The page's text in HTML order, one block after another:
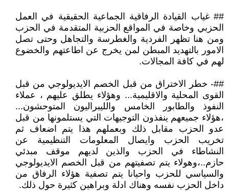
## غياب القيادة الرفاقية الجماعية الحقيقية في العمل
الحزبي وخاصة في المواقع الحزبية المتقدمة في الحزب
ومن هنا تظهر الفردية والغطرسة والتجاهل وحتى تصل
الامور بالتهديد المبطن لمن يخرج عن اطاعتهم والخضوع
لهم في كافة المجالات.
##- خطر الاختراق من قبل الخصم الايديولوجي من قبل
القوى المحلية والاقليمية... وهؤلاء يطلق عليهم ، عملاء
النفوذ والطابور الخامس والليبراليون المتوحشون...
،هؤلاء جميعهم ينفذون التوجيهات التي يستلمونها من قبل
عدو الحزب مقابل ذلك وبعملهم هذا يتم اضعاف ثم
تخريب الحزب وايصال المعلومات التنظيمية عن
النشاطاء في الحزب والذين لديهم موقف مبدئي
حازم..،وهولاء يتم تصفيتهم من قبل الخصم الايديولوجي
والسياسي للحزب واحيانا يتم تصفية هؤلاء الرفاق من
داخل الحزب نفسه وهناك ادلة وبراهين كثيرة حول ذلك.